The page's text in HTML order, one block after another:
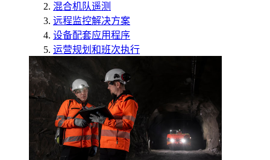
混合机队遥测
远程监控解决方案
设备配套应用程序
运营规划和班次执行